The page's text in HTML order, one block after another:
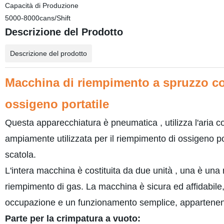
Capacità di Produzione
5000-8000cans/Shift
Descrizione del Prodotto
Descrizione del prodotto
Macchina di riempimento a spruzzo
ossigeno portatile
Questa apparecchiatura è pneumatica , utilizza l'aria
ampiamente utilizzata per il riempimento di ossigeno
scatola.
L'intera macchina è costituita da due unità , una è
riempimento di gas. La macchina è sicura ed
occupazione e un funzionamento semplice,
Parte per la crimpatura a vuoto: